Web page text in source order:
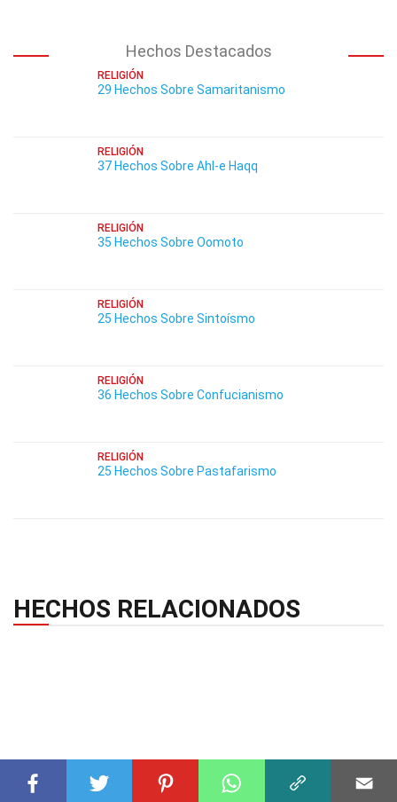
Hechos Destacados
RELIGIÓN
29 Hechos Sobre Samaritanismo
RELIGIÓN
37 Hechos Sobre Ahl-e Haqq
RELIGIÓN
35 Hechos Sobre Oomoto
RELIGIÓN
25 Hechos Sobre Sintoísmo
RELIGIÓN
36 Hechos Sobre Confucianismo
RELIGIÓN
25 Hechos Sobre Pastafarismo
HECHOS RELACIONADOS